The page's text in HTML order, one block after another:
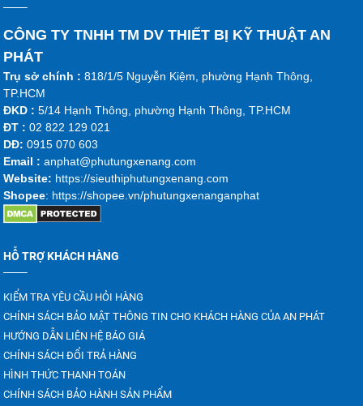
CÔNG TY TNHH TM DV THIẾT BỊ KỸ THUẬT AN
PHÁT
Trụ sở chính : 818/1/5 Nguyễn Kiệm, phường Hạnh Thông,
TP.HCM
ĐKD :5/14 Hạnh Thông, phường Hạnh Thông, TP.HCM
ĐT : 02 822 129 021
DĐ:0915 070 603
Email :anphat@phutungxenang.com
Website: https://sieuthiphutungxenang.com
Shopee: https://shopee.vn/phutungxenanganphat
HỖ TRỢ KHÁCH HÀNG
KIỂM TRA YÊU CẦU HỎI HÀNG
CHÍNH SÁCH BẢO MẬT THÔNG TIN CHO KHÁCH HÀNG CỦA AN PHÁT
HƯỚNG DẪN LIÊN HỆ BÁO GIÁ
CHÍNH SÁCH ĐỔI TRẢ HÀNG
HÌNH THỨC THANH TOÁN
CHÍNH SÁCH BẢO HÀNH SẢN PHẨM